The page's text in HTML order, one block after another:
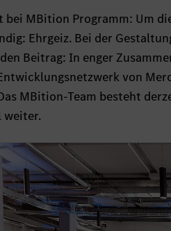
bei MBition Programm: Um
Ehrgeiz. Bei der
Beitrag: In enger
von
MBition-Team besteht
weiter.